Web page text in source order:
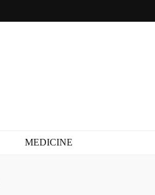
MEDICINE